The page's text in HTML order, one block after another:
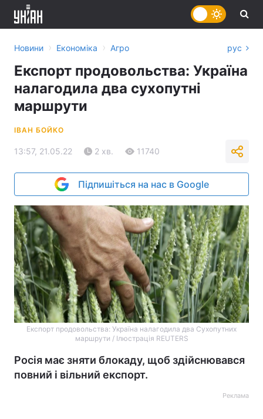
Новини › Економіка › Агро рус
Експорт продовольства: Україна
налагодила два сухопутні
маршрути
ІВАН БОЙКО
13:57, 21.05.22 2 хв. 11740
Підпишіться на нас в Google
Експорт продовольства: Україна налагодила два Сухопутних
маршрути / Ілюстрація REUTERS
Росія має зняти блокаду, щоб здійснювався
повний і вільний експорт.
Реклама